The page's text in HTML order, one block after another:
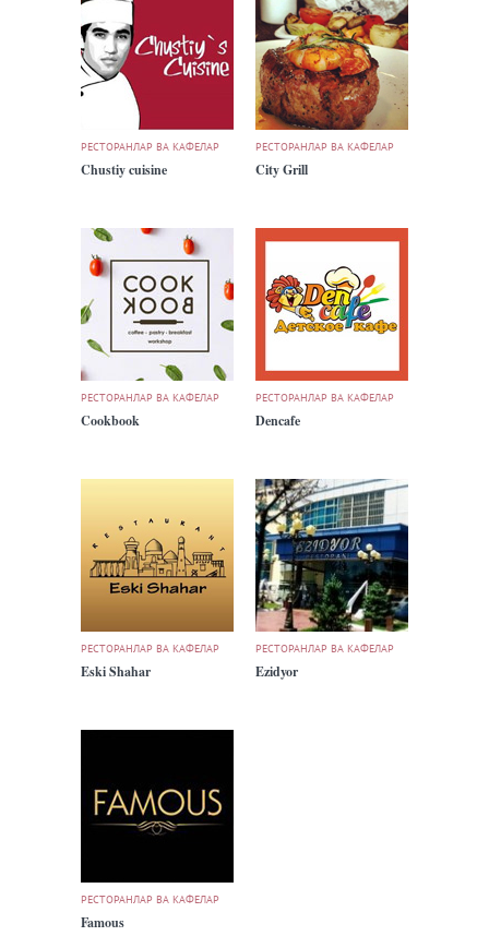
РЕСТОРАНЛАР ВА КАФЕЛАР
Chustiy cuisine
РЕСТОРАНЛАР ВА КАФЕЛАР
City Grill
РЕСТОРАНЛАР ВА КАФЕЛАР
Cookbook
РЕСТОРАНЛАР ВА КАФЕЛАР
Dencafe
РЕСТОРАНЛАР ВА КАФЕЛАР
Eski Shahar
РЕСТОРАНЛАР ВА КАФЕЛАР
Ezidyor
РЕСТОРАНЛАР ВА КАФЕЛАР
Famous